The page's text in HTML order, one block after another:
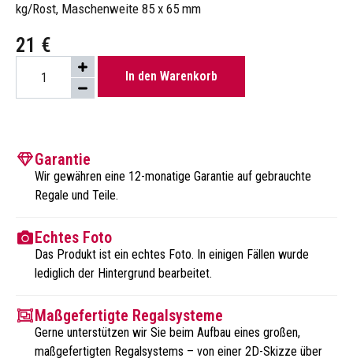
kg/Rost, Maschenweite 85 x 65 mm
21 €
In den Warenkorb
Garantie
Wir gewähren eine 12-monatige Garantie auf gebrauchte
Regale und Teile.
Echtes Foto
Das Produkt ist ein echtes Foto. In einigen Fällen wurde
lediglich der Hintergrund bearbeitet.
Maßgefertigte Regalsysteme
Gerne unterstützen wir Sie beim Aufbau eines großen,
maßgefertigten Regalsystems – von einer 2D-Skizze über